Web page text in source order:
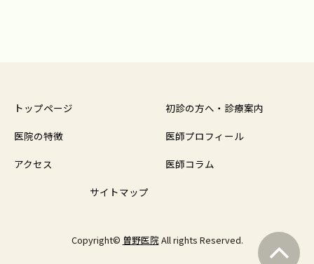
トップページ
初診の方へ・診療案内
医院の特徴
医師プロフィール
アクセス
医師コラム
サイトマップ
Copyright© 曽野医院 All rights Reserved.